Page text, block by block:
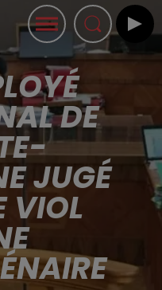
DE
JUGÉ
VIOL